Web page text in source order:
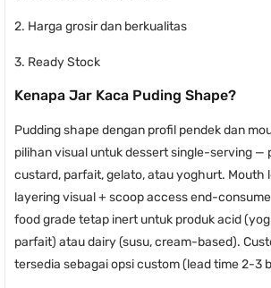
2. Harga grosir dan berkualitas
3. Ready Stock
Kenapa Jar Kaca Puding Shape?
Pudding shape dengan profil pendek dan
pilihan visual untuk dessert single-serving —
custard, parfait, gelato, atau yoghurt. Mouth
layering visual + scoop access end-
food grade tetap inert untuk produk acid
parfait) atau dairy (susu, cream-based).
tersedia sebagai opsi custom (lead time 2-3